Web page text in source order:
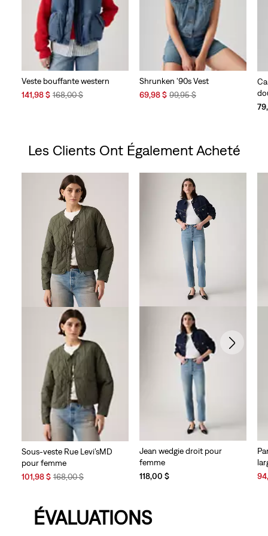
Veste bouffante western
Sale
141,98 $Original
168,00 $
Shrunken '90s Vest
Sale
69,98 $ Original
99,95 $
Les Clients Ont Également Acheté
Sous-veste Rue Levi’sMD
pour femme
Sale
101,98 $Original
168,00 $
Jean wedgie droit pour
femme
118,00 $
ÉVALUATIONS